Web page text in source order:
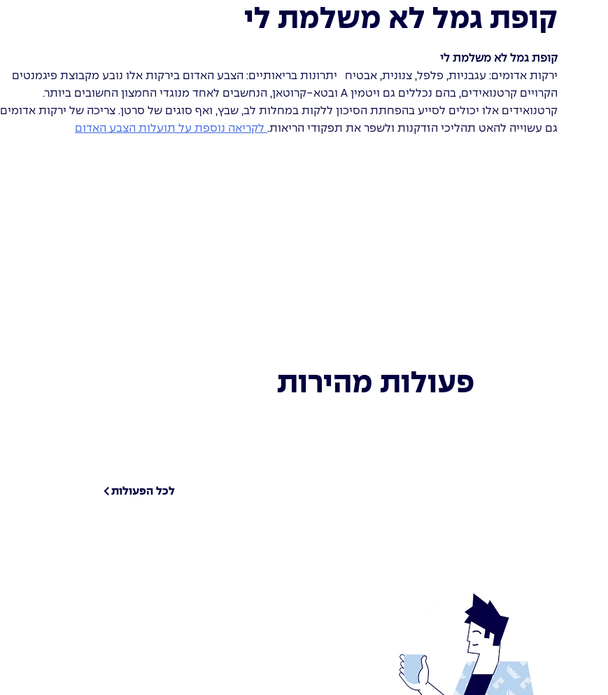
קופת גמל לא משלמת לי
קופת גמל לא משלמת לי
ירקות אדומים: עגבניות, פלפל, צנונית, אבטיח יתרונות בריאותיים: הצבע האדום בירקות אלו נובע מקבוצת פיגמנטים
הקרויים קרטנואידים, בהם נכללים גם ויטמין A ובטא-קרוטאן, הנחשבים לאחד מנוגדי החמצון החשובים ביותר.
קרטנואידים אלו יכולים לסייע בהפחתת הסיכון ללקות במחלות לב, שבץ, ואף סוגים של סרטן. צריכה של ירקות אדומים
גם עשוייה להאט תהליכי הזדקנות ולשפר את תפקודי הריאות. לקריאה נוספת על תועלות הצבע האדום
פעולות מהירות
לכל הפעולות